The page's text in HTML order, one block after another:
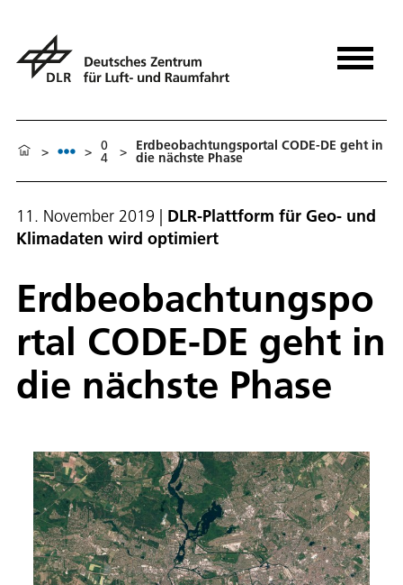
> > 0
4 > Erdbeobachtungsportal CODE-DE geht in
die nächste Phase
11. November 2019 | DLR-Plattform für Geo- und
Klimadaten wird optimiert
Erdbeobachtungspo
rtal CODE-DE geht in
die nächste Phase